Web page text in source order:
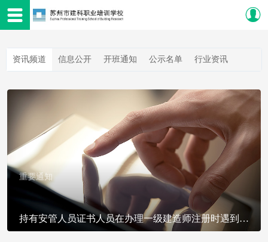
资讯频道 信息公开 开班通知 公示名单 行业资讯
重要通知
持有安管人员证书人员在办理一级建造师注册时遇到问题？相关说明来了！